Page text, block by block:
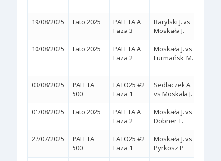
19/08/2025 Lato 2025
PALETA A
Faza 3
Barylski J. vs
Moskała J.
10/08/2025 Lato 2025
PALETA A
Faza 2
Moskała J. vs
Furmański M.
03/08/2025
PALETA
500
LATO25 #2
Faza 1
Sedlaczek A.
vs Moskała J.
01/08/2025 Lato 2025
PALETA A
Faza 2
Moskała J. vs
Dobner T.
27/07/2025
PALETA
500
LATO25 #2
Faza 1
Moskała J. vs
Pyrkosz P.